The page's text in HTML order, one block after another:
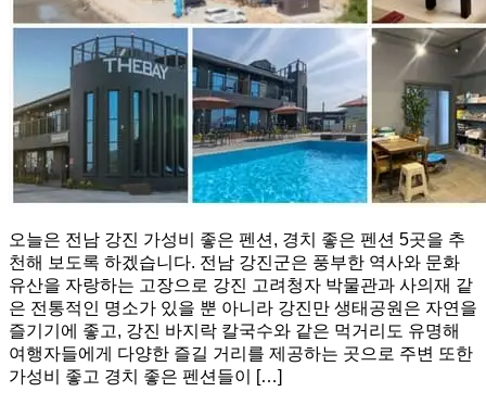
오늘은 전남 강진 가성비 좋은 펜션, 경치 좋은 펜션 5곳을 추
천해 보도록 하겠습니다. 전남 강진군은 풍부한 역사와 문화
유산을 자랑하는 고장으로 강진 고려청자 박물관과 사의재 같
은 전통적인 명소가 있을 뿐 아니라 강진만 생태공원은 자연을
즐기기에 좋고, 강진 바지락 칼국수와 같은 먹거리도 유명해
여행자들에게 다양한 즐길 거리를 제공하는 곳으로 주변 또한
가성비 좋고 경치 좋은 펜션들이 […]